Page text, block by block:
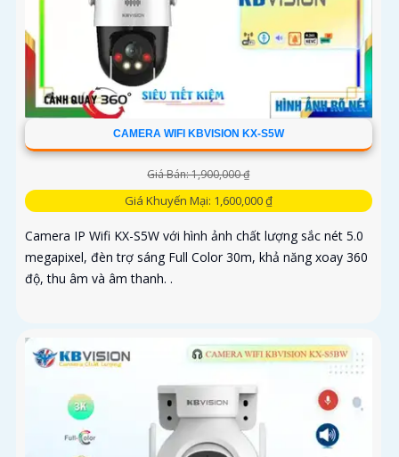
CAMERA WIFI KBVISION KX-S5W
Giá Bán: 1,900,000 ₫
Giá Khuyến Mại: 1,600,000 ₫
Camera IP Wifi KX-S5W với hình ảnh chất lượng sắc nét 5.0
megapixel, đèn trợ sáng Full Color 30m, khả năng xoay 360
độ, thu âm và âm thanh. .